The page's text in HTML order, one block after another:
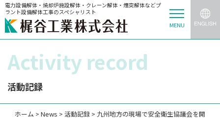
MENU
電力設備解体・焼却炉施設解体・クレーン解体・煙突解体などプ
ラント設備解体工事のスペシャリスト
Activity record
活動記録
ホーム > News > 活動記録 > 九州地方の現場で安全衛生協議会を開